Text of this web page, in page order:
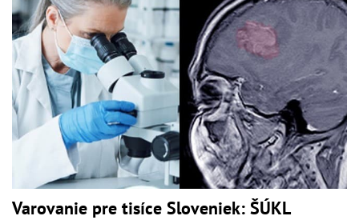
Varovanie pre tisíce Sloveniek: ŠÚKL